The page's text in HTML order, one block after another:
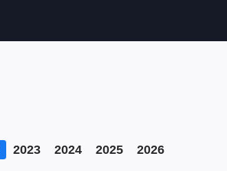
2023 2024 2025 2026